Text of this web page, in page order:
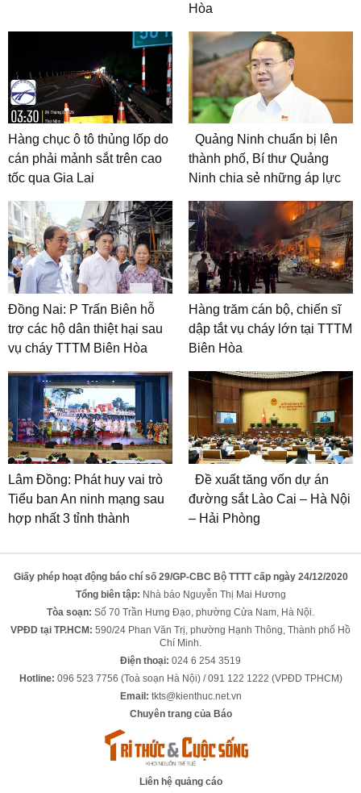
Hòa
Hàng chục ô tô thủng lốp do
cán phải mảnh sắt trên cao
tốc qua Gia Lai
Quảng Ninh chuẩn bị lên
thành phố, Bí thư Quảng
Ninh chia sẻ những áp lực
Đồng Nai: P Trấn Biên hỗ
trợ các hộ dân thiệt hại sau
vụ cháy TTTM Biên Hòa
Hàng trăm cán bộ, chiến sĩ
dập tắt vụ cháy lớn tại TTTM
Biên Hòa
Lâm Đồng: Phát huy vai trò
Tiểu ban An ninh mạng sau
hợp nhất 3 tỉnh thành
Đề xuất tăng vốn dự án
đường sắt Lào Cai – Hà Nội
– Hải Phòng
Giấy phép hoạt động báo chí số 29/GP-CBC Bộ TTTT cấp ngày 24/12/2020
Tổng biên tập: Nhà báo Nguyễn Thị Mai Hương
Tòa soạn: Số 70 Trần Hưng Đạo, phường Cửa Nam, Hà Nội.
VPĐD tại TP.HCM: 590/24 Phan Văn Trị, phường Hạnh Thông, Thành phố Hồ
Chí Minh.
Điện thoại: 024 6 254 3519
Hotline: 096 523 7756 (Toà soạn Hà Nội) / 091 122 1222 (VPĐD TPHCM)
Email: tkts@kienthuc.net.vn
Chuyên trang của Báo
Liên hệ quảng cáo